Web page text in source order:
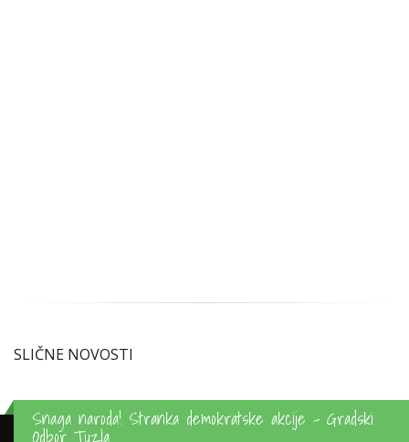
SLIČNE NOVOSTI
Snaga naroda! Stranka demokratske akcije - Gradski